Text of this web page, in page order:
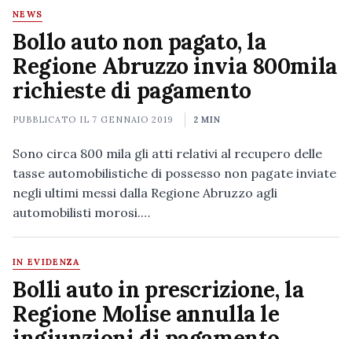
NEWS
Bollo auto non pagato, la
Regione Abruzzo invia 800mila
richieste di pagamento
PUBBLICATO IL 7 GENNAIO 2019 2 MIN
Sono circa 800 mila gli atti relativi al recupero delle
tasse automobilistiche di possesso non pagate inviate
negli ultimi messi dalla Regione Abruzzo agli
automobilisti morosi.…
IN EVIDENZA
Bolli auto in prescrizione, la
Regione Molise annulla le